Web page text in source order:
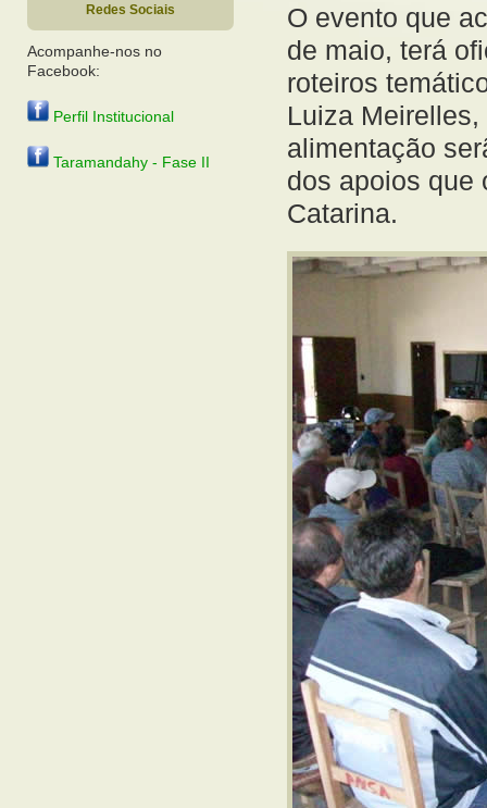
Redes Sociais
Acompanhe-nos no
Facebook:
Perfil Institucional
Taramandahy - Fase II
O evento que
de maio, terá
roteiros
Luiza
alimentação
dos apoios que
Catarina.